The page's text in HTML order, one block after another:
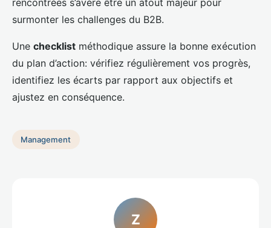
rencontrées s’avère être un atout majeur pour
surmonter les challenges du B2B.
Une checklist méthodique assure la bonne exécution
du plan d’action: vérifiez régulièrement vos progrès,
identifiez les écarts par rapport aux objectifs et
ajustez en conséquence.
Management
Z